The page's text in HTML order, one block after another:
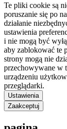
Te pliki cookie są
poruszanie się po
działanie
ustawienia
i nie mogą być
aby zablokować te
strony mogą nie
przechowywane w
urządzeniu
przeglądarki.
Ustawienia
Zaakceptuj